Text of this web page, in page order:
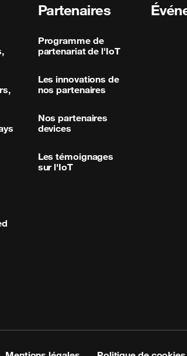
Partenaires
Programme de
partenariat de l'IoT
Les innovations de
nos partenaires
Nos partenaires
devices
Les témoignages
sur l'IoT